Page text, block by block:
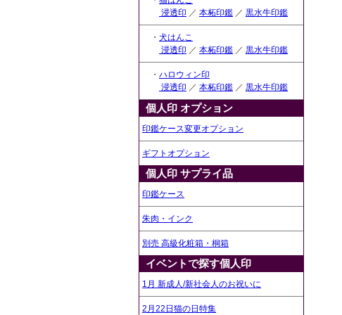
浸透印 ／ 本柘印鑑 ／ 黒水牛印鑑
・ 犬はんこ
浸透印 ／ 本柘印鑑 ／ 黒水牛印鑑
・ ハロウィン印
浸透印 ／ 本柘印鑑 ／ 黒水牛印鑑
個人印 オプション
印鑑ケース変更オプション
ギフトオプション
個人印 サプライ品
印鑑ケース
朱肉・インク
別売 高級化粧箱・桐箱
イベントで探す個人印
1月 新成人/新社会人のお祝いに
2月22日猫の日特集